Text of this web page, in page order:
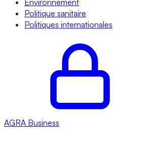
Environnement
Politique sanitaire
Politiques internationales
AGRA Business